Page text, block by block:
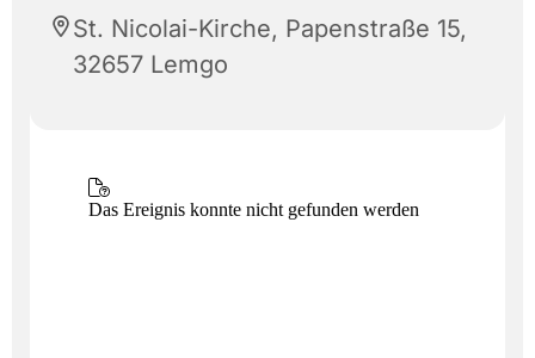
St. Nicolai-Kirche, Papenstraße 15,
32657 Lemgo